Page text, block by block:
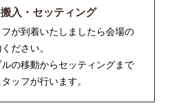
入・セッティング
が到着いたしましたら会場の
ださい。
の移動からセッティングまで
ッフが行います。